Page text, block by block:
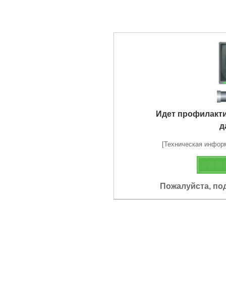
Идет
[Техническая
Пожалуйста,